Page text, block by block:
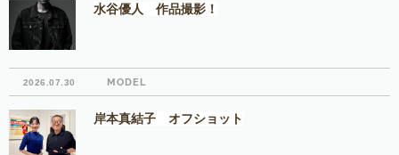
水谷優人 作品撮影！
2026.07.30 MODEL
岸本真結子 オフショット